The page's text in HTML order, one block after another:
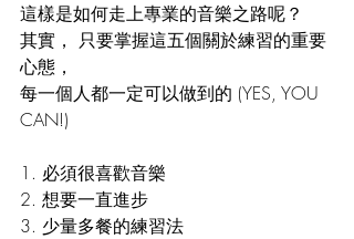
這樣是如何走上專業的音樂之路呢？
其實， 只要掌握這五個關於練習的重要
心態，
每一個人都一定可以做到的 (YES, YOU
CAN!)
1. 必須很喜歡音樂
2. 想要一直進步
3. 少量多餐的練習法